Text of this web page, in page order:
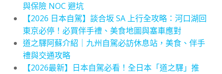
與保險 NOC 避坑
【2026 日本自駕】談合坂 SA 上行全攻略：河口湖回
東京必停！必買伴手禮、美食地圖與塞車應對
道之驛阿蘇介紹｜九州自駕必訪休息站，美食、伴手
禮與交通攻略
【2026最新】日本自駕必看！全日本「道之驛」推